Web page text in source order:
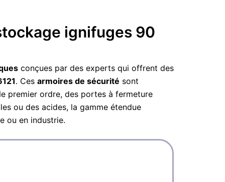
ignifuges 90
conçues par des experts qui offrent des
. Ces armoires de sécurité sont
premier ordre, des portes à fermeture
ou des acides, la gamme étendue
ou en industrie.